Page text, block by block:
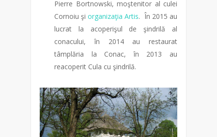
Pierre Bortnowski, moştenitor al culei
Cornoiu şiorganizaţia Artis. În 2015 au
lucrat la acoperişul de şindrilă al
conacului, în 2014 au restaurat
tâmplăria la Conac, în 2013 au
reacoperit Cula cu şindrilă.